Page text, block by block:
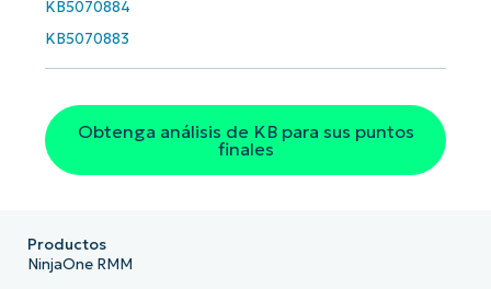
KB5070884
KB5070883
Obtenga análisis de KB para sus puntos
finales
País
Company
name*
Productos
NinjaOne RMM